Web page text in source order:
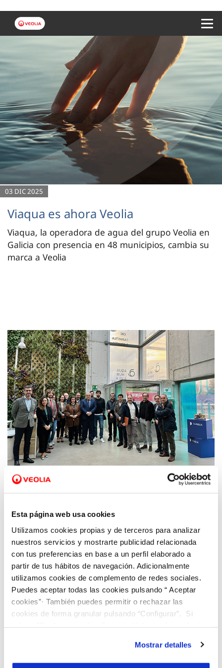
Esta página web usa cookies
Utilizamos cookies propias y de terceros para analizar
nuestros servicios y mostrarte publicidad relacionada
con tus preferencias en base a un perfil elaborado a
partir de tus hábitos de navegación. Adicionalmente
utilizamos cookies de complemento de redes sociales.
Puedes aceptar todas las cookies pulsando “ Aceptar
cookies”· También puedes permitir o rechazar las
cookies de forma granular pulsando “Configurar”. Si
son indispensables para que el sitio web funcione y que
por tanto no se pueden desactivar. Puedes consultar
Mostrar detalles
03 DIC 2025
Viaqua es ahora Veolia
Viaqua, la operadora de agua del grupo Veolia en
Galicia con presencia en 48 municipios, cambia su
marca a Veolia
29 ENE 2024
Viaqua acoge el Pleno de la Cámara de
Auga